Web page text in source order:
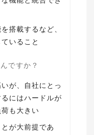
搭載するなど、
いること
ですか？
が、自社にとっ
にはハードルが
も大きい
が大前提であ